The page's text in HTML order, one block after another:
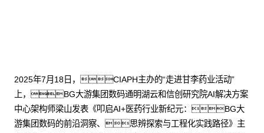
2025年7月18日，CIAPH主办的“走进甘李药业活动”
上，BG大游集团数码通明湖云和信创研究院AI解决方案
中心架构师梁山发表《叩启AI+医药行业新纪元：BG大
游集团数码的前沿洞察、思辨探索与工程化实践路径》主